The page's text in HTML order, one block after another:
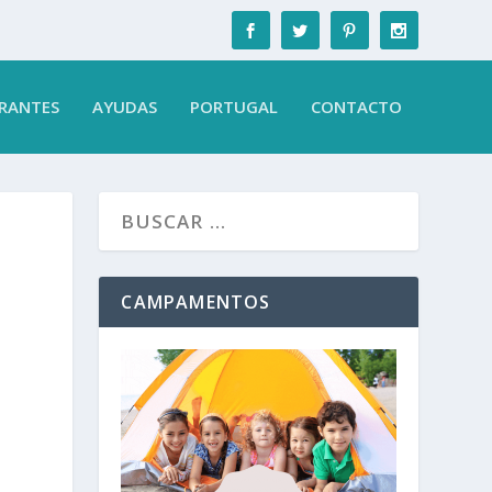
AYUDAS PORTUGAL CONTACTO
CAMPAMENTOS